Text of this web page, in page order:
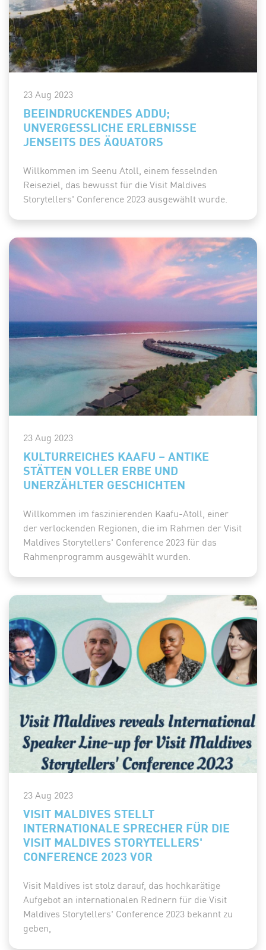
23 Aug 2023
BEEINDRUCKENDES ADDU;
UNVERGESSLICHE ERLEBNISSE
JENSEITS DES ÄQUATORS
Willkommen im Seenu Atoll, einem fesselnden
Reiseziel, das bewusst für die Visit Maldives
Storytellers' Conference 2023 ausgewählt wurde.
23 Aug 2023
KULTURREICHES KAAFU – ANTIKE
STÄTTEN VOLLER ERBE UND
UNERZÄHLTER GESCHICHTEN
Willkommen im faszinierenden Kaafu-Atoll, einer
der verlockenden Regionen, die im Rahmen der Visit
Maldives Storytellers' Conference 2023 für das
Rahmenprogramm ausgewählt wurden.
23 Aug 2023
VISIT MALDIVES STELLT
INTERNATIONALE SPRECHER FÜR DIE
VISIT MALDIVES STORYTELLERS'
CONFERENCE 2023 VOR
Visit Maldives ist stolz darauf, das hochkarätige
Aufgebot an internationalen Rednern für die Visit
Maldives Storytellers' Conference 2023 bekannt zu
geben,